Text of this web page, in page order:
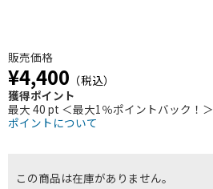
販売価格
¥4,400 （税込）
獲得ポイント
最大 40 pt ＜最大1％ポイントバック！＞
ポイントについて
この商品は在庫がありません。